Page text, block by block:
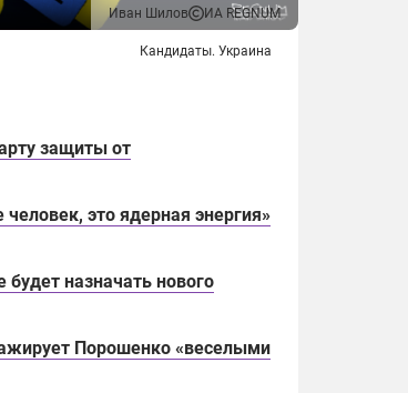
Иван Шилов ИА REGNUM
Кандидаты. Украина
защиты от
это ядерная энергия»
назначать нового
Порошенко «веселыми